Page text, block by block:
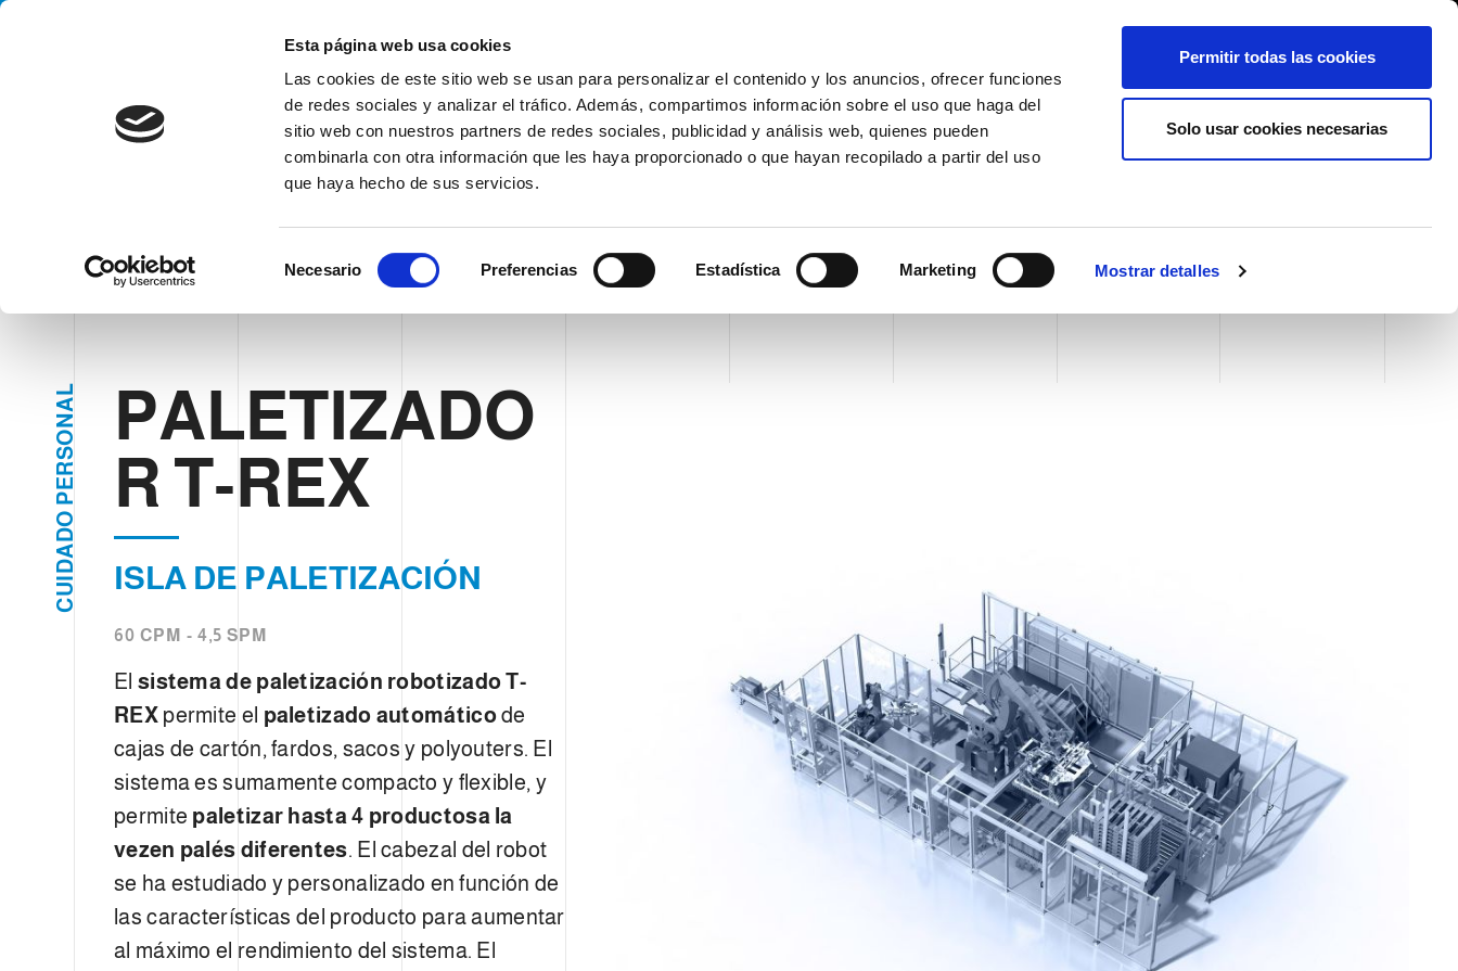
Esta página web usa cookies
Las cookies de este sitio web se usan para personalizar el contenido y los anuncios, ofrecer funciones
de redes sociales y analizar el tráfico. Además, compartimos información sobre el uso que haga del
sitio web con nuestros partners de redes sociales, publicidad y análisis web, quienes pueden
combinarla con otra información que les haya proporcionado o que hayan recopilado a partir del uso
que haya hecho de sus servicios.
e
ó
n
o
n
n
i
m
i
n
t
o
Necesario Preferencias Estadística Marketing Mostrar detalles
Permitir todas las cookies
Solo usar cookies necesarias
Whistleblowing International/Español
EMPRESA PRODUCTOS VIDEO BLOG CASE HISTORY SERVICIOS
C
U
I
D
A
D
O
P
E
R
S
O
N
A
L
PALETIZADO
R T-REX
ISLA DE PALETIZACIÓN
60 CPM - 4,5 SPM
El sistema de paletización robotizado T-
REX permite el paletizado automáticode
cajas de cartón, fardos, sacos y polyouters. El
sistema es sumamente compacto y flexible, y
permite paletizar hasta 4 productosa la
vezen palés diferentes. El cabezal del robot
se ha estudiado y personalizado en función de
las características del producto para aumentar
al máximo el rendimiento del sistema. El
PALETIZADOR T-REX SOLICITAR INFORMACIÓN